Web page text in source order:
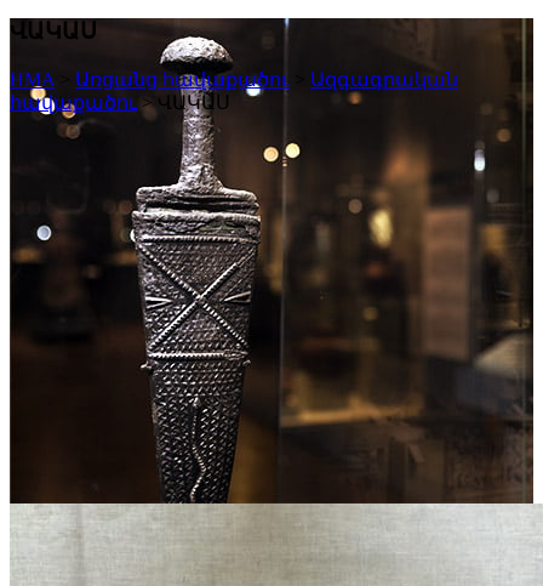
ՎԱԿԱՍ
HMA Առցանց հավաքածու
Ազգագրական
հավաքածու > ՎԱԿԱՍ